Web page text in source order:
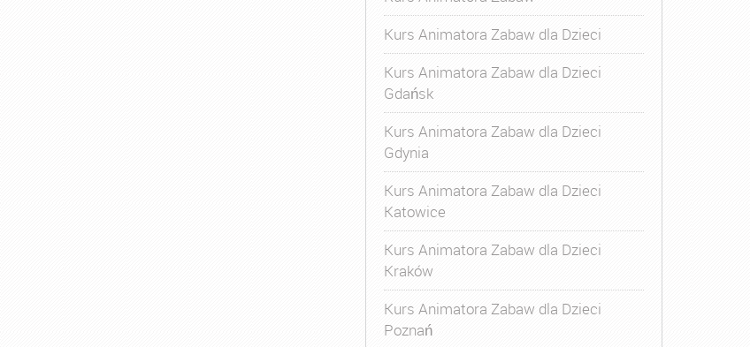
Kurs Animatora Zabaw dla Dzieci
Kurs Animatora Zabaw dla Dzieci
Gdańsk
Kurs Animatora Zabaw dla Dzieci
Gdynia
Kurs Animatora Zabaw dla Dzieci
Katowice
Kurs Animatora Zabaw dla Dzieci
Kraków
Kurs Animatora Zabaw dla Dzieci
Poznań